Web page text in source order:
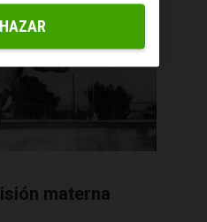
materna